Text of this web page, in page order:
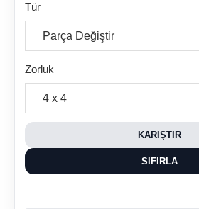
Tür
Zorluk
KARIŞTIR
SIFIRLA